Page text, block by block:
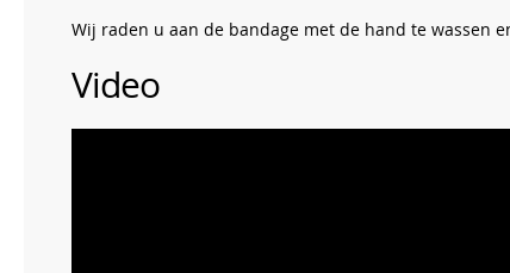
Wij raden u aan de bandage met de hand te wassen
Video